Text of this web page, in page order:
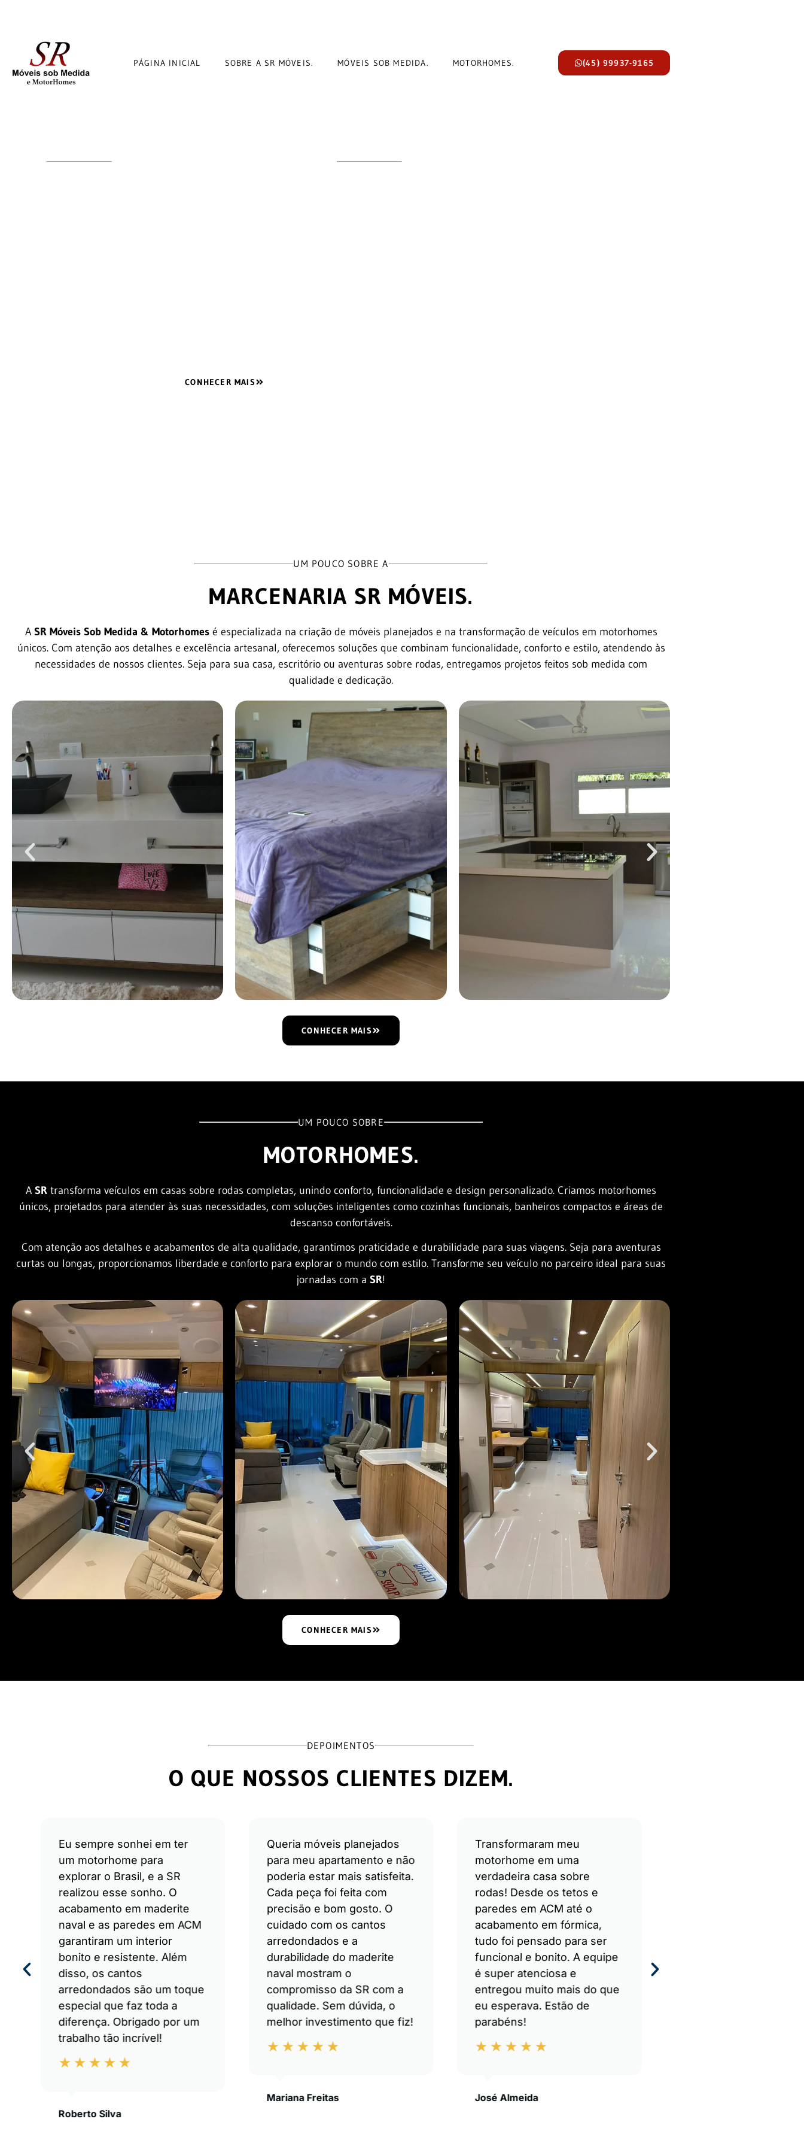
PÁGINA INICIAL SOBRE A SR MÓVEIS. MÓVEIS SOB MEDIDA. MOTORHOMES. (45) 99937-9165
CONHECER MAIS
UM POUCO SOBRE A
MARCENARIA SR MÓVEIS.
A SR Móveis Sob Medida & Motorhomesé especializada na criação de móveis planejados e na transformação de veículos em motorhomes
únicos. Com atenção aos detalhes e excelência artesanal, oferecemos soluções que combinam funcionalidade, conforto e estilo, atendendo às
necessidades de nossos clientes. Seja para sua casa, escritório ou aventuras sobre rodas, entregamos projetos feitos sob medida com
qualidade e dedicação.
CONHECER MAIS
UM POUCO SOBRE
MOTORHOMES.
A SR transforma veículos em casas sobre rodas completas, unindo conforto, funcionalidade e design personalizado. Criamos motorhomes
únicos, projetados para atender às suas necessidades, com soluções inteligentes como cozinhas funcionais, banheiros compactos e áreas de
descanso confortáveis.
Com atenção aos detalhes e acabamentos de alta qualidade, garantimos praticidade e durabilidade para suas viagens. Seja para aventuras
curtas ou longas, proporcionamos liberdade e conforto para explorar o mundo com estilo. Transforme seu veículo no parceiro ideal para suas
jornadas com a SR!
CONHECER MAIS
DEPOIMENTOS
O QUE NOSSOS CLIENTES DIZEM.
Eu sempre sonhei em ter
um motorhome para
explorar o Brasil, e a SR
realizou esse sonho. O
acabamento em maderite
naval e as paredes em ACM
garantiram um interior
bonito e resistente. Além
disso, os cantos
arredondados são um toque
especial que faz toda a
diferença. Obrigado por um
trabalho tão incrível!
Roberto Silva
Queria móveis planejados
para meu apartamento e não
poderia estar mais satisfeita.
Cada peça foi feita com
precisão e bom gosto. O
cuidado com os cantos
arredondados e a
durabilidade do maderite
naval mostram o
compromisso da SR com a
qualidade. Sem dúvida, o
melhor investimento que fiz!
Mariana Freitas
Transformaram meu
motorhome em uma
verdadeira casa sobre
rodas! Desde os tetos e
paredes em ACM até o
acabamento em fórmica,
tudo foi pensado para ser
funcional e bonito. A equipe
é super atenciosa e
entregou muito mais do que
eu esperava. Estão de
parabéns!
José Almeida